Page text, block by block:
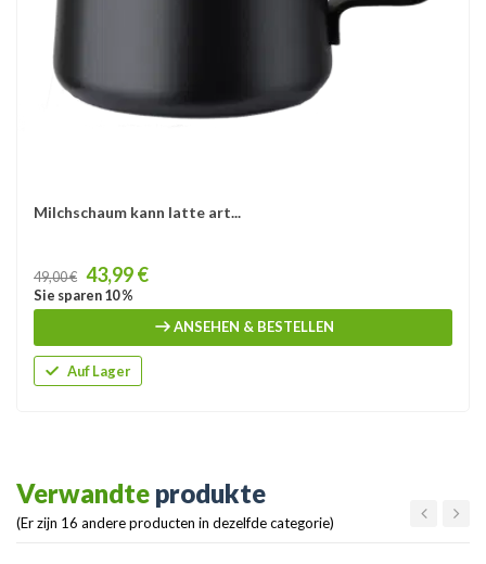
Milchschaum kann latte art...
Price
49,00 € 43,99 €
Sie sparen 10 %
ANSEHEN & BESTELLEN
Auf Lager
Verwandte produkte
(Er zijn 16 andere producten in dezelfde categorie)